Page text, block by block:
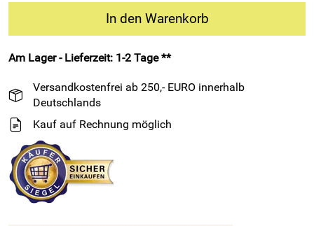
In den Warenkorb
Am Lager - Lieferzeit: 1-2 Tage **
Versandkostenfrei ab 250,- EURO innerhalb
Deutschlands
Kauf auf Rechnung möglich